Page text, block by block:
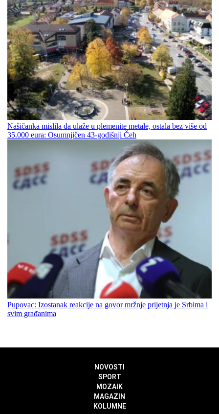
Našičanka mislila da ulaže u plemenite metale, ostala bez više od
35.000 eura: Osumnjičen 43-godišnji Čeh
Pupovac: Izostanak reakcije na govor mržnje prijetnja je Srbima i
svim građanima
NOVOSTI
SPORT
MOZAIK
MAGAZIN
KOLUMNE